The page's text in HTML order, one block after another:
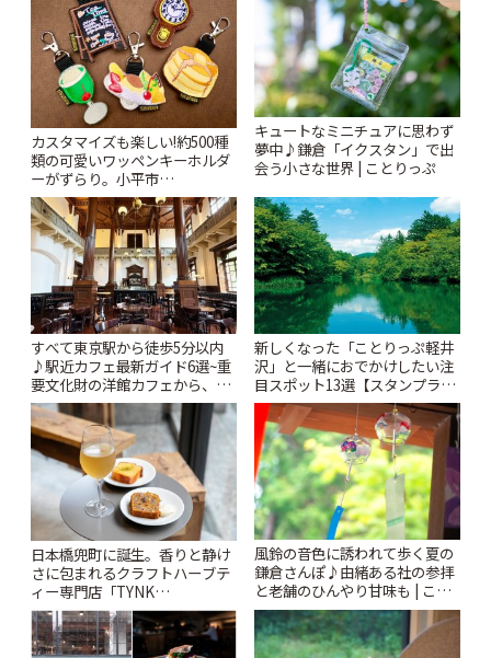
カスタマイズも楽しい!約500種
類の可愛いワッペンキーホルダ
ーがずらり。小平市
「Kimamaya T&K」 | ことりっ
ぷ
キュートなミニチュアに思わず
夢中♪鎌倉「イクスタン」で出
会う小さな世界 | ことりっぷ
すべて東京駅から徒歩5分以内
♪駅近カフェ最新ガイド6選~重
要文化財の洋館カフェから、改
札すぐのレトロ喫茶まで~ | こと
りっぷ
新しくなった「ことりっぷ軽井
沢」と一緒におでかけしたい注
目スポット13選【スタンプラリ
ー開催中】 | ことりっぷ
日本橋兜町に誕生。香りと静け
さに包まれるクラフトハーブテ
ィー専門店「TYNK
Kabutocho」 | ことりっぷ
風鈴の音色に誘われて歩く夏の
鎌倉さんぽ♪由緒ある社の参拝
と老舗のひんやり甘味も | こと
りっぷ